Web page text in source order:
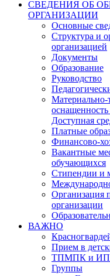
СВЕДЕНИЯ ОБ
ОРГАНИЗАЦИИ
Основные
Структура и
организацией
Документы
Образование
Руководство
Материально-
оснащенность
Доступная
Платные
Финансово-
Вакантные
обучающихся
Стипендии и
Организация
организации
ВАЖНО
Прием в
ТПМПК и
Группы